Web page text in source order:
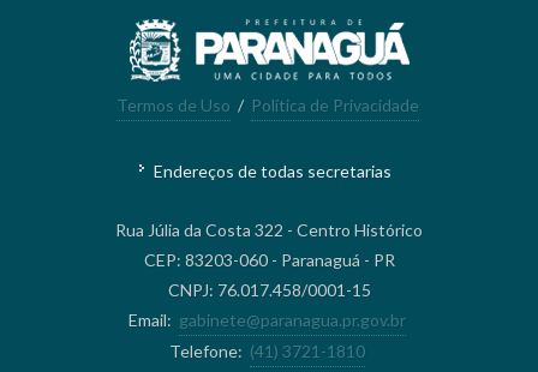
Termos de Uso / Política de Privacidade
Endereços de todas secretarias
Rua Júlia da Costa 322 - Centro Histórico
CEP: 83203-060 - Paranaguá - PR
CNPJ: 76.017.458/0001-15
Email: gabinete@paranagua.pr.gov.br
Telefone: (41) 3721-1810